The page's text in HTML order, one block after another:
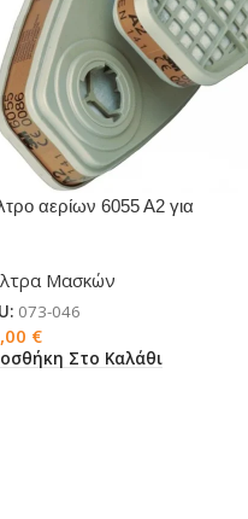
αερίων 6055 Α2 για
Μασκών
073-046
€
Στο Καλάθι